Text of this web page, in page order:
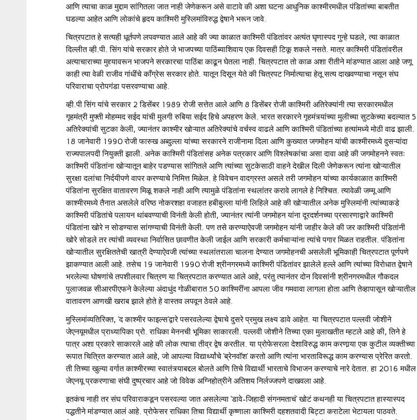
आणि त्याचा काळ मुद्दाम सांगितला जात नाही जेणेकरून असे वाटावे की अशा घटना आधुनिक काश्मीरमधील पंडितांच्या बाबतीत
घडल्या आहेत आणि लोकांचे हृदय काश्मिरी मुस्लिमांविरुद्ध द्वेषाने भरून जावे.
चित्रपटात हे सत्यही धूर्तपणे लपवण्यात आले आहे की ज्या काळात काश्मिरी पंडितांवर अत्यंत घृणास्पद गुन्हे घडले, त्या काळात
दिल्लीत व्ही.पी. सिंग यांचे सरकार होते जे भाजपच्या पाठिंब्याशिवाय एक दिवसही टिकू शकले नसते. मात्र काश्मिरी पंडितांवरील
अत्याचाराच्या मुद्द्यावरून भाजपने सरकारचा पाठिंबा काढून घेतला नाही. चित्रपटात तो काळ अशा रीतीने मांडण्यात आला आहे जणू
काही त्या वेळी राजीव गांधींचे काँग्रेस सरकार होते. यातून दिसून येते की चित्रपट निर्मात्याचा हेतू सत्य दाखवण्याचा नसून संघ
परिवाराचा प्रोपगंडा पसरवण्याचा आहे.
व्ही.पी सिंग यांचे सरकार 2 डिसेंबर 1989 रोजी सत्तेत आले आणि 8 डिसेंबर रोजी काश्मिरी अतिरेक्यांनी त्या सरकारमधील
गृहमंत्री मुफ्ती मोहम्मद सईद यांची मुलगी रुबिया सईद हिचे अपहरण केले. भारत सरकारने गृहमंत्र्यांच्या मुलीच्या सुटकेच्या बदल्यात 5
अतिरेक्यांची सुटका केली, ज्यानंतर काश्मीर खोऱ्यात अतिरेक्यांचे वर्चस्व वाढले आणि काश्मिरी पंडितांच्या हत्यांमध्ये मोठी वाढ झाली.
18 जानेवारी 1990 रोजी फारुख अब्दुल्ला यांच्या सरकारने राजीनामा दिला आणि कुख्यात जगमोहन यांची काश्मीरमध्ये दुसऱ्यांदा
राज्यपालपदी नियुक्ती झाली. अनेक काश्मिरी पंडितांसह अनेक पत्रकार आणि विश्लेषकांचा असा दावा आहे की जगमोहनने स्वतः
काश्मिरी पंडितांना खोऱ्यातून बाहेर पडण्यास सांगितले आणि त्यांच्या सुटकेसाठी वाहने देखील दिली जेणेकरून त्यांना खोऱ्यातील
सुरक्षा दलांचा निर्दयीपणे वापर करण्याचे निमित्त मिळेल. हे विवेचन वादग्रस्त असले तरी जगमोहन यांच्या कार्यकाळात काश्मिरी
पंडितांना सुरक्षित वातावरण मिळू शकले नाही आणि त्यामुळे पंडितांना स्थलांतर करावे लागले हे निश्चित. त्यावेळी जम्मू आणि
काश्मीरमध्ये तैनात असलेले वरिष्ठ नोकरशहा वजाहत हबीबुल्ला यांनी लिहिले आहे की खोऱ्यातील अनेक मुस्लिमांनी त्यांच्याकडे
काश्मिरी पंडितांचे पलायन थांबवण्याची विनंती केली होती, ज्यानंतर त्यांनी जगमोहन यांना दूरदर्शनच्या प्रसारणाद्वारे काश्मिरी
पंडितांना खोरे न सोडण्यास सांगण्याची विनंती केली. पण तसे करण्याऐवजी जगमोहन यांनी जाहीर केले की जर काश्मिरी पंडितांनी
खोरे सोडले तर त्यांची व्यवस्था निर्वासित छावणीत केली जाईल आणि सरकारी कर्मचाऱ्यांना त्यांचे पगार मिळत राहतील. पंडितांना
खोऱ्यातील सुरक्षिततेची खात्री देण्याऐवजी त्यांच्या स्थलांतराला चालना देण्यात जगमोहनची असलेली भूमिकाही चित्रपटात पूर्णपणे
झाकण्यात आली आहे. तसेच 19 जानेवारी 1990 रोजी श्रीनगरमध्ये काश्मिरी पंडितांवर झालेले हल्ले आणि त्यांच्या विरोधात द्वेषाने
भरलेल्या घोषणांचे तपशीलवार चित्रण या चित्रपटात करण्यात आले आहे, परंतु त्यानंतर दोन दिवसांनी श्रीनगरमधील गौकदल
पुलाजवळ सीआरपीएफने केलेल्या अंदाधुंद गोळीबारात 50 काश्मिरींना आपला जीव गमवावा लागला होता आणि तेव्हापासून खोऱ्यातील
वातावरण आणखी खराब झाले होते हे वास्तव लपवून ठेवले आहे.
मुस्लिमांव्यतिरिक्त, ‘द काश्मीर फाइल्स’द्वारे पसरवलेल्या द्वेषाचे दुसरे प्रमुख लक्ष्य डावे आहेत. या चित्रपटात पल्लवी जोशीने
जेएनयूमधील प्राध्यापिका प्रो. राधिका मेननची भूमिका साकारली. पल्लवी जोशीने तिच्या एका मुलाखतीत म्हटले आहे की, तिने हे
पात्र अशा प्रकारे साकारले आहे की लोक त्याचा तीव्र द्वेष करतील. या प्रोफेसरला देशाविरुद्ध काम करणार्‍या एक कुटील व्यक्तीच्या
रूपात चित्रित करण्यात आले आहे, जो आपल्या विद्यार्थ्यांचे ‘ब्रेनवॉश’ करतो आणि त्यांना भारताविरूद्ध काम करण्यास प्रेरित करतो.
ती तिच्या खुल्या वर्गात काश्मीरच्या स्वातंत्र्याबद्दल बोलते आणि तिचे विद्यार्थी भारताचे विभाजन करण्याचे नारे देतात. हा 2016 मधील
जेएनयू प्रकरणाचा संघी दुष्प्रचार आहे जो विवेक अग्निहोत्रीने अतिशय निर्लज्जपणे दाखवला आहे.
इतकंच नाही तर संघ परिवाराकडून पसरवल्या जात असलेल्या ‘डावे-जिहादी संगनमताचं’ खोटं कथनही या चित्रपटात हास्यास्पद
पद्धतीने मांडण्यात आलं आहे. प्रोफेसर राधिका तिचा विद्यार्थी कृष्णाला काश्मिरी दहशतवादी बिट्टा कराटेला भेटायला पाठवते.